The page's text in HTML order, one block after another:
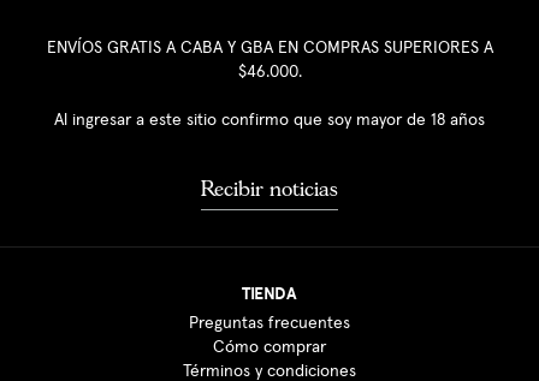
ENVÍOS GRATIS A CABA Y GBA EN COMPRAS SUPERIORES A
$46.000.
Al ingresar a este sitio confirmo que soy mayor de 18 años
Recibir noticias
TIENDA
Preguntas frecuentes
Cómo comprar
Términos y condiciones